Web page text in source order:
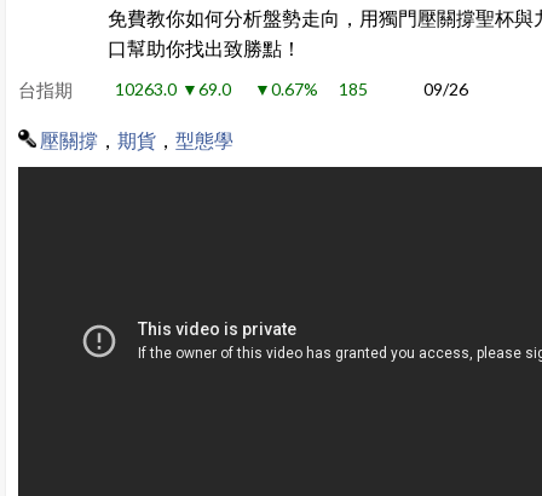
免費教你如何分析盤勢走向，用獨門壓關撐聖杯與
口幫助你找出致勝點！
台指期 10263.0 ▼69.0 ▼0.67% 185 09/26
壓關撐 期貨 型態學